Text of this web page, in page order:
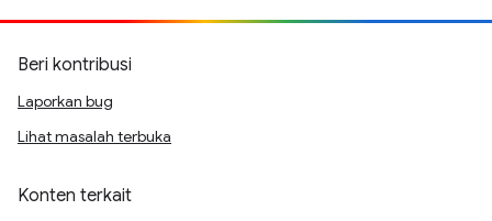
Beri kontribusi
Laporkan bug
Lihat masalah terbuka
Konten terkait